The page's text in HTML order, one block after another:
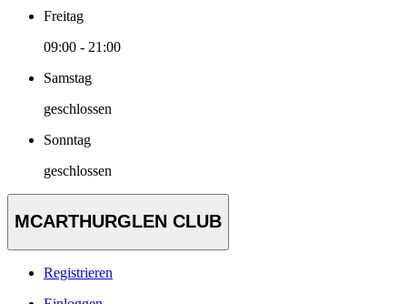
Freitag
09:00 - 21:00
Samstag
geschlossen
Sonntag
geschlossen
MCARTHURGLEN CLUB
Registrieren